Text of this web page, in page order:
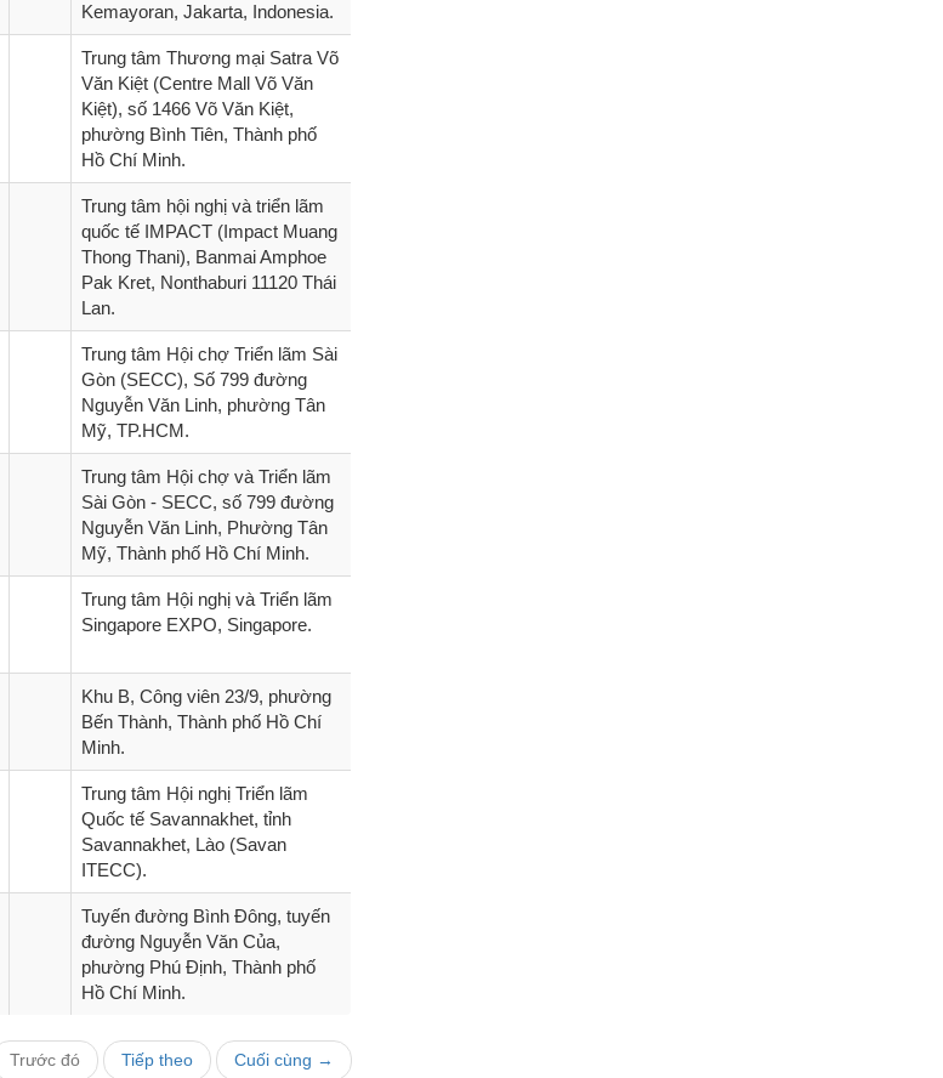
Kemayoran, Jakarta, Indonesia.
Trung tâm Thương mại Satra Võ
Văn Kiệt (Centre Mall Võ Văn
Kiệt), số 1466 Võ Văn Kiệt,
phường Bình Tiên, Thành phố
Hồ Chí Minh.
Trung tâm hội nghị và triển lãm
quốc tế IMPACT (Impact Muang
Thong Thani), Banmai Amphoe
Pak Kret, Nonthaburi 11120 Thái
Lan.
Trung tâm Hội chợ Triển lãm Sài
Gòn (SECC), Số 799 đường
Nguyễn Văn Linh, phường Tân
Mỹ, TP.HCM.
Trung tâm Hội chợ và Triển lãm
Sài Gòn - SECC, số 799 đường
Nguyễn Văn Linh, Phường Tân
Mỹ, Thành phố Hồ Chí Minh.
Trung tâm Hội nghị và Triển lãm
Singapore EXPO, Singapore.
Khu B, Công viên 23/9, phường
Bến Thành, Thành phố Hồ Chí
Minh.
Trung tâm Hội nghị Triển lãm
Quốc tế Savannakhet, tỉnh
Savannakhet, Lào (Savan
ITECC).
Tuyến đường Bình Đông, tuyến
đường Nguyễn Văn Của,
phường Phú Định, Thành phố
Hồ Chí Minh.
Trước đó Tiếp theo Cuối cùng →